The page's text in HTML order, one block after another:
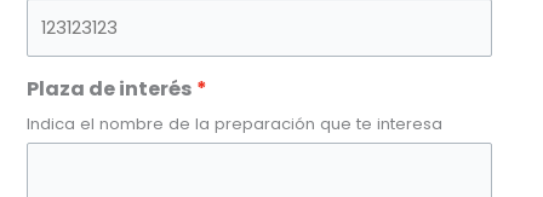
Plaza de interés
Indica el nombre de la preparación que te interesa